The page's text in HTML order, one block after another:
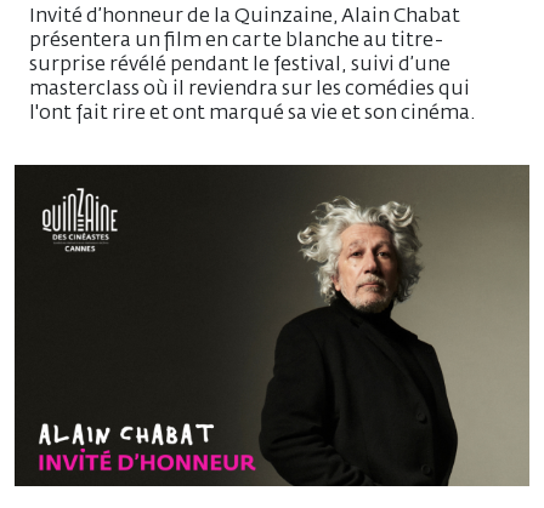
Invité d’honneur de la Quinzaine, Alain Chabat
présentera un film en carte blanche au titre-
surprise révélé pendant le festival, suivi d’une
masterclass où il reviendra sur les comédies qui
l'ont fait rire et ont marqué sa vie et son cinéma.